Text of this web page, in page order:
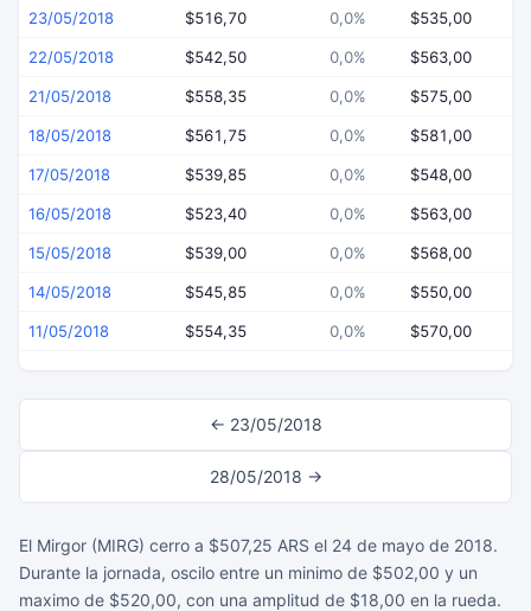
23/05/2018 $516,70 0,0% $535,00
22/05/2018 $542,50 0,0% $563,00
21/05/2018 $558,35 0,0% $575,00
18/05/2018 $561,75 0,0% $581,00
17/05/2018 $539,85 0,0% $548,00
16/05/2018 $523,40 0,0% $563,00
15/05/2018 $539,00 0,0% $568,00
14/05/2018 $545,85 0,0% $550,00
11/05/2018 $554,35 0,0% $570,00
← 23/05/2018
28/05/2018 →
El Mirgor (MIRG) cerro a $507,25 ARS el 24 de mayo de 2018.
Durante la jornada, oscilo entre un minimo de $502,00 y un
maximo de $520,00, con una amplitud de $18,00 en la rueda.